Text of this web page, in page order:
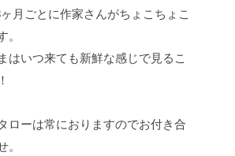
月ごとに作家さんがちょこちょこ
。
はいつ来ても新鮮な感じで見るこ
ローは常におりますのでお付き合
。